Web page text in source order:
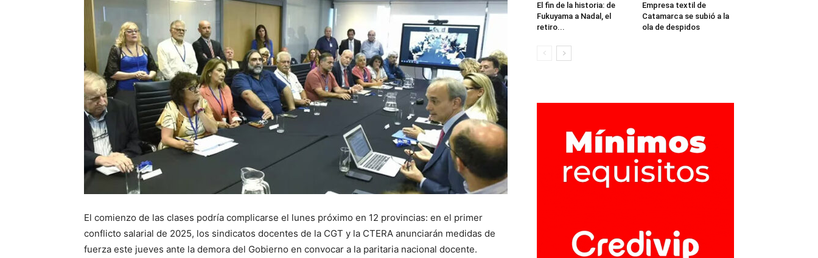
El comienzo de las clases podría complicarse el lunes próximo en 12 provincias: en el primer
conflicto salarial de 2025, los sindicatos docentes de la CGT y la CTERA anunciarán medidas de
fuerza este jueves ante la demora del Gobierno en convocar a la paritaria nacional docente.
El fin de la historia: de
Fukuyama a Nadal, el
retiro...
Empresa textil de
Catamarca se subió a la
ola de despidos